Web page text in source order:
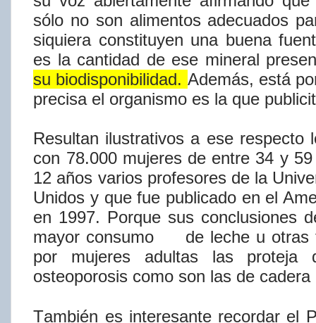
sólo no son alimentos adecuados
siquiera constituyen una buena
es la cantidad de ese mineral
su biodisponibilidad. Además, está
precisa el organismo es la que
Resultan ilustrativos a ese respecto
con 78.000 mujeres de entre 34 y 59
12 años varios profesores de la
Unidos y que fue publicado en el
en 1997. Porque sus conclusiones
mayor consumo
de leche u otras
por
mujeres adultas las proteja
osteoporosis como son las de
También es interesante recordar el